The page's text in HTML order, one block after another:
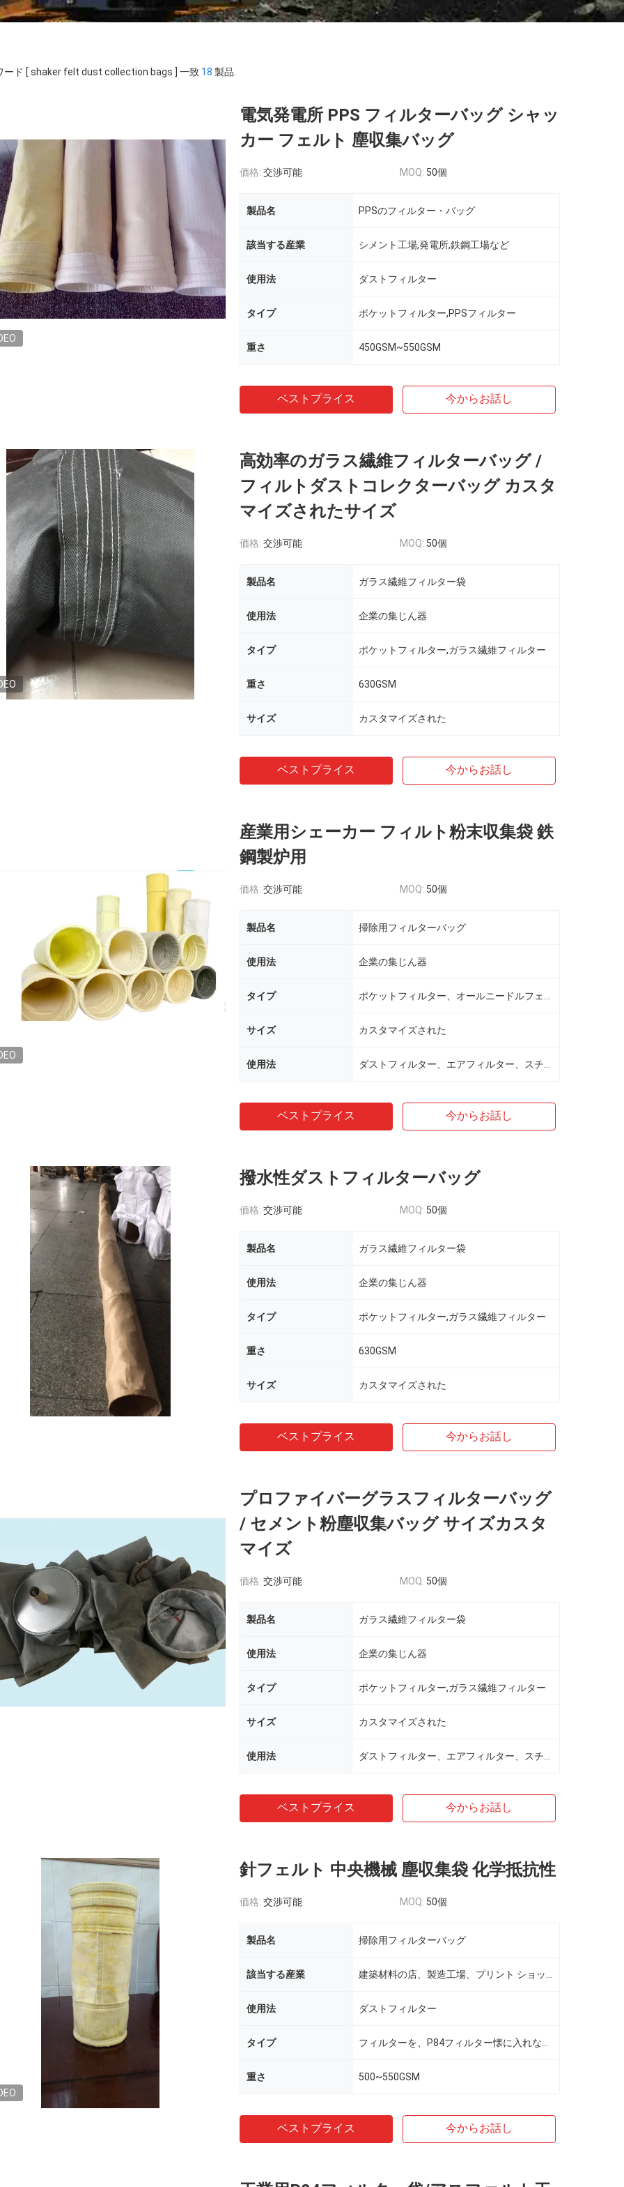
ード [ shaker felt dust collection bags ] 一致 18 製品.
電気発電所 PPS フィルターバッグ シャッ
カー フェルト 塵収集バッグ
価格: 交渉可能 MOQ: 50個
製品名 PPSのフィルター・バッグ
該当する産業 シメント工場,発電所,鉄鋼工場など
使用法 ダストフィルター
タイプ ポケットフィルター,PPSフィルター
重さ 450GSM~550GSM
ベストプライス 今からお話し
高効率のガラス繊維フィルターバッグ /
フィルトダストコレクターバッグ カスタ
マイズされたサイズ
価格: 交渉可能 MOQ: 50個
製品名 ガラス繊維フィルター袋
使用法 企業の集じん器
タイプ ポケットフィルター,ガラス繊維フィルター
重さ 630GSM
サイズ カスタマイズされた
ベストプライス 今からお話し
産業用シェーカー フィルト粉末収集袋 鉄
鋼製炉用
価格: 交渉可能 MOQ: 50個
製品名 掃除用フィルターバッグ
使用法 企業の集じん器
タイプ
サイズ カスタマイズされた
使用法
ベストプライス 今からお話し
撥水性ダストフィルターバッグ
価格: 交渉可能 MOQ: 50個
製品名 ガラス繊維フィルター袋
使用法 企業の集じん器
タイプ ポケットフィルター,ガラス繊維フィルター
重さ 630GSM
サイズ カスタマイズされた
ベストプライス 今からお話し
プロファイバーグラスフィルターバッグ
/ セメント粉塵収集バッグ サイズカスタ
マイズ
価格: 交渉可能 MOQ: 50個
製品名 ガラス繊維フィルター袋
使用法 企業の集じん器
タイプ ポケットフィルター,ガラス繊維フィルター
サイズ カスタマイズされた
使用法
ベストプライス 今からお話し
針フェルト 中央機械 塵収集袋 化学抵抗性
価格: 交渉可能 MOQ: 50個
製品名 掃除用フィルターバッグ
該当する産業
使用法 ダストフィルター
タイプ
重さ 500~550GSM
ベストプライス 今からお話し